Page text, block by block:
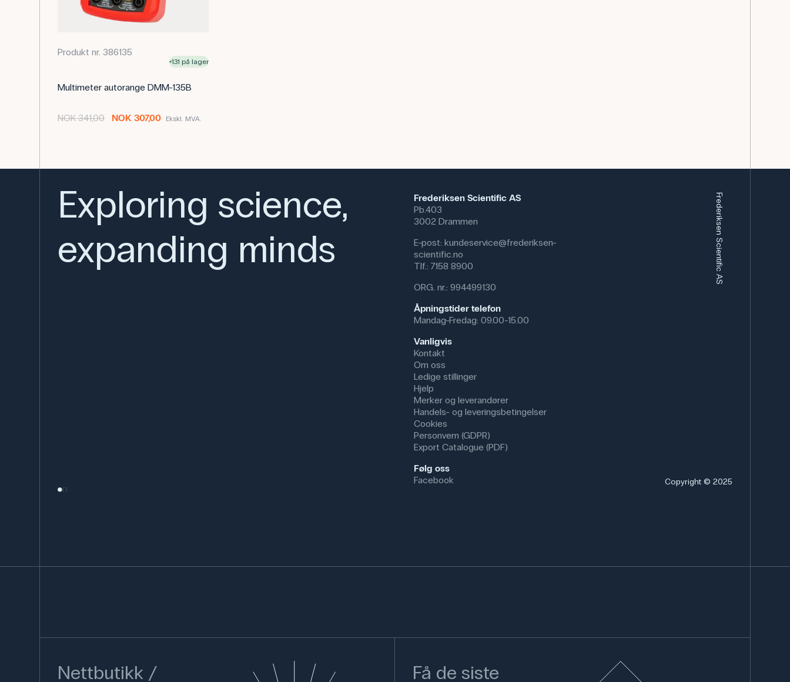
Produkt nr. 386135
131 på lager
Multimeter autorange DMM-135B
NOK 341,00 NOK 307,00 Ekskl. MVA.
Exploring science,
expanding minds
Frederiksen Scientific AS
Pb.403
3002 Drammen
E-post: kundeservice@frederiksen-
scientific.no
Tlf.: 7158 8900
ORG. nr.: 994499130
Åpningstider telefon
Mandag-Fredag: 09.00-15.00
Vanligvis
Kontakt
Om oss
Ledige stillinger
Hjelp
Merker og leverandører
Handels- og leveringsbetingelser
Cookies
Personvern (GDPR)
Export Catalogue (PDF)
Følg oss
Facebook
Frederiksen Scientific AS
Copyright © 2025
Nettbutikk Få de siste